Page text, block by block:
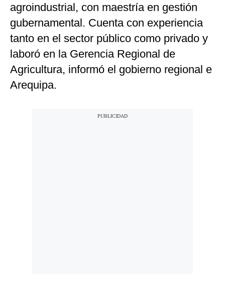
agroindustrial, con maestría en gestión
gubernamental. Cuenta con experiencia
tanto en el sector público como privado y
laboró en la Gerencia Regional de
Agricultura, informó el gobierno regional e
Arequipa.